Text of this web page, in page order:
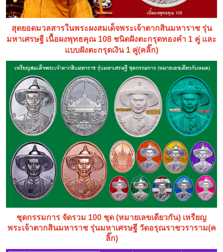
สุดยอดมวลสารในพระผงสมเด็จพระเจ้าตากสินมหาราช รุ่น
มหาเศรษฐี เนื้อผงพุทธคุณ 108 ชนิดฝังตะกรุดทองคำ 1 คู่ และ
แบบฝังตะกรุดเงิน 1 คู่(คลิ๊ก)
ชุดกรรมการ จัดรวม 100 ชุด (หมายเลขเดียวกัน) เหรียญ
พระเจ้าตากสินมหาราช รุ่นมหาเศรษฐี วัดอรุณราชวราราม(ค
ลิ๊ก)